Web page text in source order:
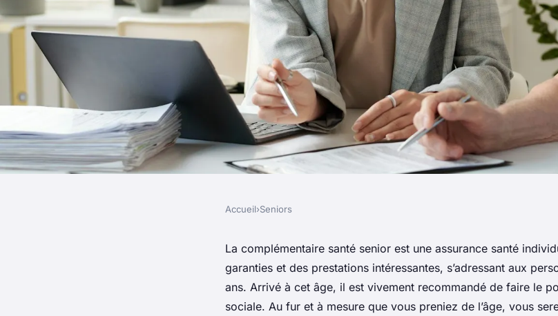
Les raisons de prendre une
complémentaire santé senior
Accueil›Seniors
La complémentaire santé senior est une assurance santé
garanties et des prestations intéressantes, s’adressant aux
ans. Arrivé à cet âge, il est vivement recommandé de faire le
sociale. Au fur et à mesure que vous preniez de l’âge, vous